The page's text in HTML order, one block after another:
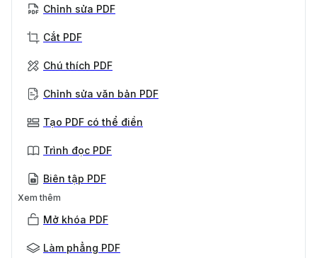
Chỉnh sửa PDF
Cắt PDF
Chú thích PDF
Chỉnh sửa văn bản PDF
Tạo PDF có thể điền
Trình đọc PDF
Biên tập PDF
Xem thêm
Mở khóa PDF
Làm phẳng PDF